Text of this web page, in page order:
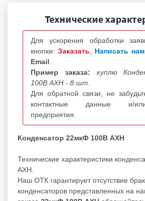
Технические
Для ускорения обработки
кнопки: Заказать Написать нам
Email
Пример заказа:
куплю
100В AXH - 8 шт.
Для обратной связи, не
контактные данные и/
предприятия.
Конденсатор 22мкФ 100В AXH
Технические характеристики
AXH.
Наш ОТК гарантирует отсутствие
конденсаторов представленных на